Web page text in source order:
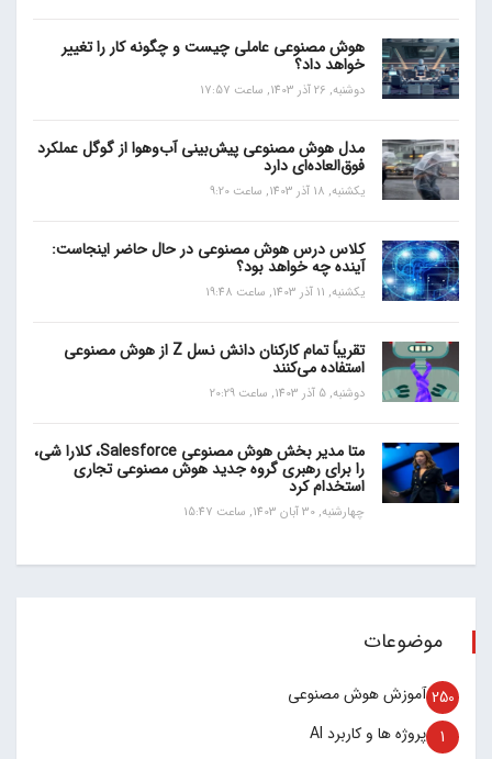
هوش مصنوعی عاملی چیست و چگونه کار را تغییر
خواهد داد؟
دوشنبه, 26 آذر 1403, ساعت 17:57
مدل هوش مصنوعی پیش‌بینی آب‌و‌هوا از گوگل عملکرد
فوق‌العاده‌ای دارد
یکشنبه, 18 آذر 1403, ساعت 9:20
کلاس درس هوش مصنوعی در حال حاضر اینجاست:
آینده چه خواهد بود؟
یکشنبه, 11 آذر 1403, ساعت 19:48
تقریباً تمام کارکنان دانش نسل Z از هوش مصنوعی
استفاده می‌کنند
دوشنبه, 5 آذر 1403, ساعت 20:29
متا مدیر بخش هوش مصنوعی Salesforce، کلارا شی،
را برای رهبری گروه جدید هوش مصنوعی تجاری
استخدام کرد
چهارشنبه, 30 آبان 1403, ساعت 15:47
موضوعات
آموزش هوش مصنوعی 250
پروژه ها و کاربرد AI 1